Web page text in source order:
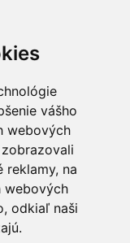
vášho
webových
reklamy, na
webových
odkiaľ naši